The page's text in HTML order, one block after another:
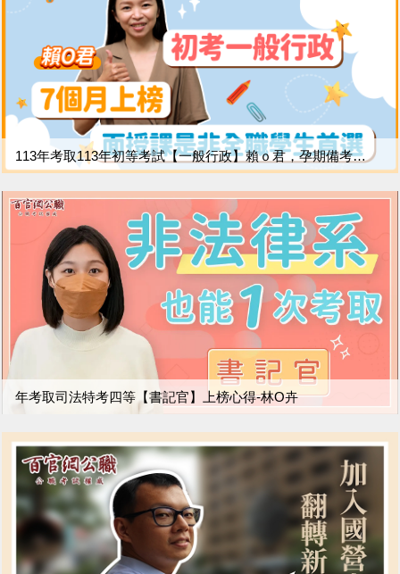
113年考取113年初等考試【一般行政】賴ｏ君，孕期備考７個月上榜！
年考取司法特考四等【書記官】上榜心得-林O卉